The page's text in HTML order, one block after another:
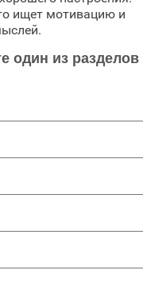
ищет мотивацию и
один из разделов